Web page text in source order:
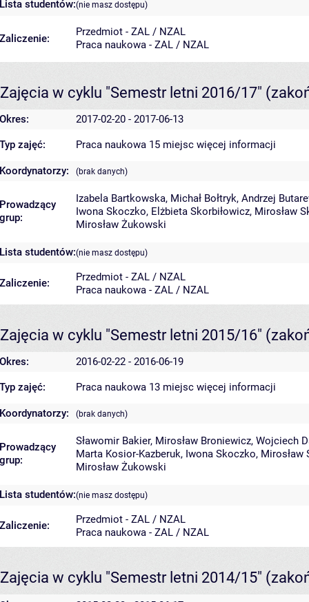
Lista studentów:(nie masz dostępu)
Zaliczenie:
Przedmiot - ZAL / NZAL
Praca naukowa - ZAL / NZAL
Zajęcia w cyklu "Semestr letni 2016/17"
Okres: 2017-02-20 - 2017-06-13
Typ zajęć: Praca naukowa 15 miejsc więcej informacji
Koordynatorzy: (brak danych)
Prowadzący
grup:
Izabela Bartkowska, Michał Bołtryk, Andrzej
Iwona Skoczko, Elżbieta Skorbiłowicz, Mirosław
Mirosław Żukowski
Lista studentów:(nie masz dostępu)
Zaliczenie:
Przedmiot - ZAL / NZAL
Praca naukowa - ZAL / NZAL
Zajęcia w cyklu "Semestr letni 2015/16"
Okres: 2016-02-22 - 2016-06-19
Typ zajęć: Praca naukowa 13 miejsc więcej informacji
Koordynatorzy: (brak danych)
Prowadzący
grup:
Sławomir Bakier, Mirosław Broniewicz, Wojciech
Marta Kosior-Kazberuk, Iwona Skoczko, Mirosław
Mirosław Żukowski
Lista studentów:(nie masz dostępu)
Zaliczenie:
Przedmiot - ZAL / NZAL
Praca naukowa - ZAL / NZAL
Zajęcia w cyklu "Semestr letni 2014/15"